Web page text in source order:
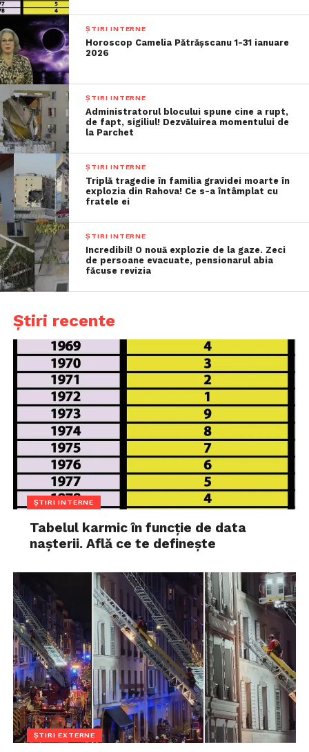
ȘTIRI INTERNE
Horoscop Camelia Pătrășscanu 1-31 ianuare
2026
ȘTIRI INTERNE
Administratorul blocului spune cine a rupt,
de fapt, sigiliul! Dezvăluirea momentului de
la Parchet
ȘTIRI INTERNE
Triplă tragedie în familia gravidei moarte în
explozia din Rahova! Ce s-a întâmplat cu
fratele ei
ȘTIRI INTERNE
Incredibil! O nouă explozie de la gaze. Zeci
de persoane evacuate, pensionarul abia
făcuse revizia
Știri recente
ȘTIRI INTERNE
Tabelul karmic în funcție de data
nașterii. Află ce te definește
ȘTIRI EXTERNE